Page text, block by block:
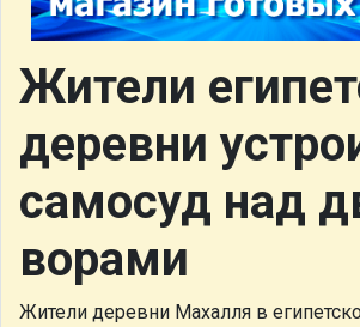
Жители
деревни
самосуд над
ворами
Жители деревни Махалля в